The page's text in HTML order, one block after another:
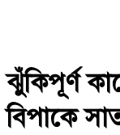
ঝুঁকিপূর্ণ
বিপাকে